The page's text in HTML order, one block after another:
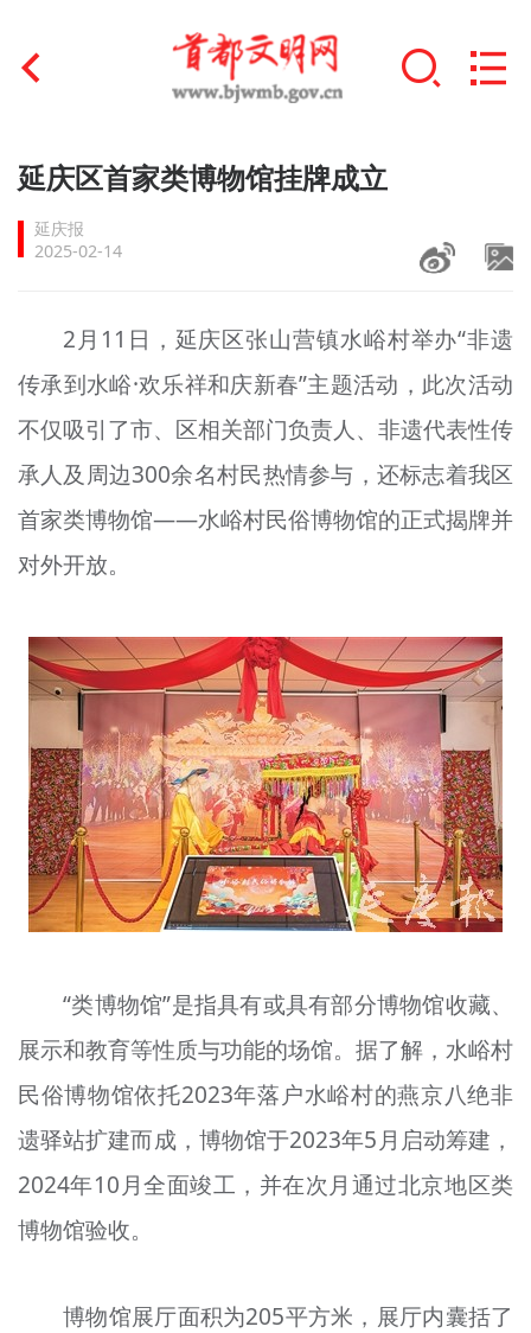
首页
文明创建
文明培育
+
未成年人思想道德建设
榜样人物
+
身边好人
文明评论
宣传思想文化人才
资料库
+
延庆区首家类博物馆挂牌成立
延庆报
2025-02-14
2月11日，延庆区张山营镇水峪村举办“非遗
传承到水峪·欢乐祥和庆新春”主题活动，此次活动
不仅吸引了市、区相关部门负责人、非遗代表性传
承人及周边300余名村民热情参与，还标志着我区
首家类博物馆——水峪村民俗博物馆的正式揭牌并
对外开放。
“类博物馆”是指具有或具有部分博物馆收藏、
展示和教育等性质与功能的场馆。据了解，水峪村
民俗博物馆依托2023年落户水峪村的燕京八绝非
遗驿站扩建而成，博物馆于2023年5月启动筹建，
2024年10月全面竣工，并在次月通过北京地区类
博物馆验收。
博物馆展厅面积为205平方米，展厅内囊括了